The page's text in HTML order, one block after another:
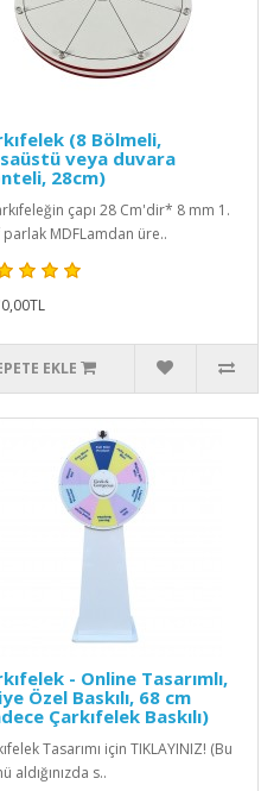
(8 Bölmeli,
veya duvara
28cm)
çapı 28 Cm'dir* 8 mm 1.
parlak MDFLamdan üre..
EKLE
- Online Tasarımlı,
Özel Baskılı, 68 cm
Çarkıfelek Baskılı)
Tasarımı için TIKLAYINIZ! (Bu
aldığınızda s..